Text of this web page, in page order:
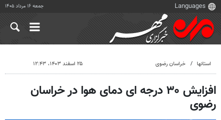
جمعه ۱۶ مرداد ۱۴۰۵
استانها خراسان رضوی ۲۵ اسفند ۱۴۰۳، ۱۲:۴۳
افزایش ۳۰ درجه ای دمای هوا در خراسان
رضوی